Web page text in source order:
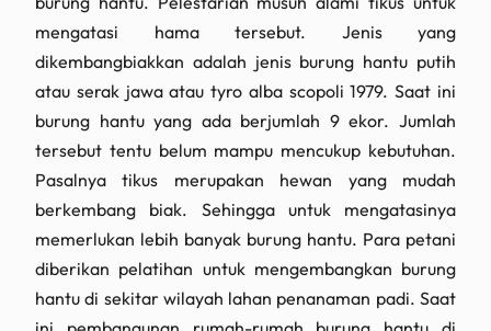
mengatasi hama tersebut. Jenis yang
dikembangbiakkan adalah jenis burung hantu putih
atau serak jawa atau tyro alba scopoli 1979. Saat ini
burung hantu yang ada berjumlah 9 ekor. Jumlah
tersebut tentu belum mampu mencukup kebutuhan.
Pasalnya tikus merupakan hewan yang mudah
berkembang biak. Sehingga untuk mengatasinya
memerlukan lebih banyak burung hantu. Para petani
diberikan pelatihan untuk mengembangkan burung
hantu di sekitar wilayah lahan penanaman padi. Saat